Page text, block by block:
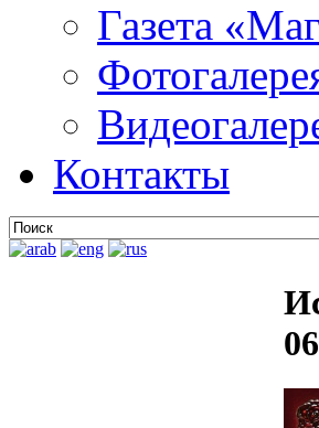
Газета
Контакты